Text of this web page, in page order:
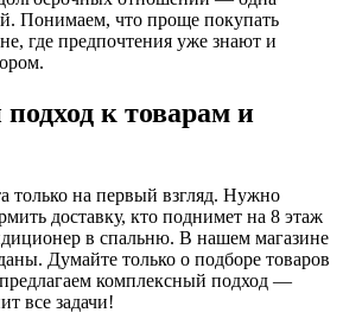
Понимаем, что проще покупать
где предпочтения уже знают и
к товарам и
только на первый взгляд. Нужно
доставку, кто поднимет на 8 этаж
в спальню. В нашем магазине
Думайте только о подборе товаров
предлагаем комплексный подход —
все задачи!